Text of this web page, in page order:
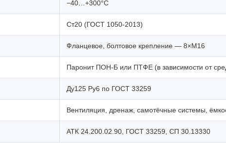
−40…+300°C
Ст20 (ГОСТ 1050-2013)
Фланцевое, болтовое крепление — 8×М16
Паронит ПОН-Б или ПТФЕ (в зависимости от
Ду125 Ру6 по ГОСТ 33259
Вентиляция, дренаж, самотёчные системы,
АТК 24.200.02.90, ГОСТ 33259, СП 30.13330